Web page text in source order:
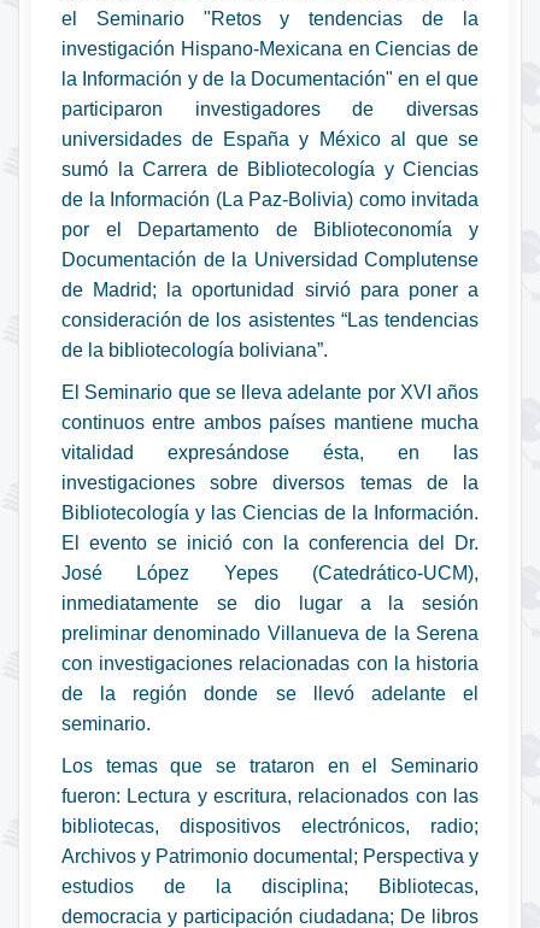
el Seminario "Retos y tendencias de la
investigación Hispano-Mexicana en Ciencias de
la Información y de la Documentación" en el que
participaron investigadores de diversas
universidades de España y México al que se
sumó la Carrera de Bibliotecología y Ciencias
de la Información (La Paz-Bolivia) como invitada
por el Departamento de Biblioteconomía y
Documentación de la Universidad Complutense
de Madrid; la oportunidad sirvió para poner a
consideración de los asistentes “Las tendencias
de la bibliotecología boliviana”.
El Seminario que se lleva adelante por XVI años
continuos entre ambos países mantiene mucha
vitalidad expresándose ésta, en las
investigaciones sobre diversos temas de la
Bibliotecología y las Ciencias de la Información.
El evento se inició con la conferencia del Dr.
José López Yepes (Catedrático-UCM),
inmediatamente se dio lugar a la sesión
preliminar denominado Villanueva de la Serena
con investigaciones relacionadas con la historia
de la región donde se llevó adelante el
seminario.
Los temas que se trataron en el Seminario
fueron: Lectura y escritura, relacionados con las
bibliotecas, dispositivos electrónicos, radio;
Archivos y Patrimonio documental; Perspectiva y
estudios de la disciplina; Bibliotecas,
democracia y participación ciudadana; De libros